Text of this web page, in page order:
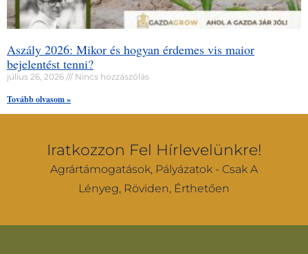
Aszály 2026: Mikor és hogyan érdemes vis maior
bejelentést tenni?
július 26, 2026 Nincs hozzászólás
Tovább olvasom »
Iratkozzon Fel Hírlevelünkre!
Agrártámogatások, Pályázatok - Csak A
Lényeg, Röviden, Érthetően